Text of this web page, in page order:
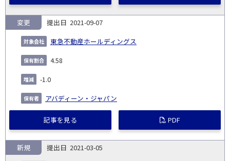
2021-09-07
東急不動産ホールディングス
変更
4.58
-1.0
アバディーン・ジャパン
記事を見る PDF
2021-03-05
新規